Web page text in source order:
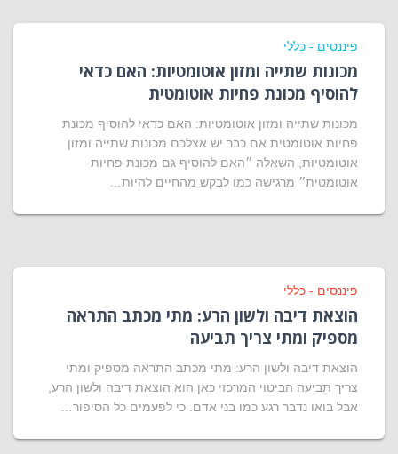
פיננסים - כללי
מכונות שתייה ומזון אוטומטיות: האם כדאי
להוסיף מכונת פחיות אוטומטית
מכונות שתייה ומזון אוטומטיות: האם כדאי להוסיף מכונת
פחיות אוטומטית אם כבר יש אצלכם מכונות שתייה ומזון
אוטומטיות, השאלה ״האם להוסיף גם מכונת פחיות
אוטומטית״ מרגישה כמו לבקש מהחיים להיות…
פיננסים - כללי
הוצאת דיבה ולשון הרע: מתי מכתב התראה
מספיק ומתי צריך תביעה
הוצאת דיבה ולשון הרע: מתי מכתב התראה מספיק ומתי
צריך תביעה הביטוי המרכזי כאן הוא הוצאת דיבה ולשון הרע,
אבל בואו נדבר רגע כמו בני אדם. כי לפעמים כל הסיפור…